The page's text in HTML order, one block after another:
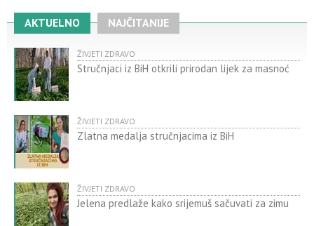
AKTUELNO NAJČITANIJE
ŽIVJETI ZDRAVO
Stručnjaci iz BiH otkrili prirodan lijek za masnoć
ŽIVJETI ZDRAVO
Zlatna medalja stručnjacima iz BiH
ŽIVJETI ZDRAVO
Jelena predlaže kako srijemuš sačuvati za zimu